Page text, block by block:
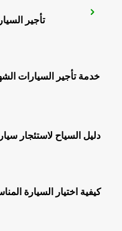
تأجير
خدمة تأجير السيارات
دليل السياح لاستئجار
كيفية اختيار السيارة